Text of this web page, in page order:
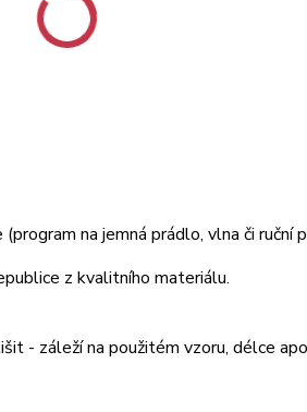
na jemná prádlo, vlna či
z kvalitního materiálu.
- záleží na použitém vzoru, délce